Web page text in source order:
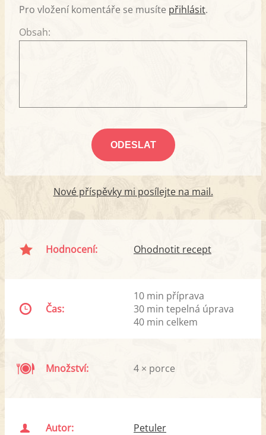
Pro vložení komentáře se musíte přihlásit.
Obsah:
Nové příspěvky mi posílejte na mail.
Hodnocení: Ohodnotit recept
Čas:
10 min příprava
30 min tepelná úprava
40 min celkem
Množství: 4 × porce
Autor: Petuler